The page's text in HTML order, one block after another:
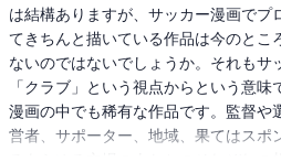
は結構ありますが、サッカー漫画でプ
てきちんと描いている作品は今のとこ
ないのではないでしょうか。それもサ
「クラブ」という視点からという意
漫画の中でも稀有な作品です。監督や
営者、サポーター、地域、果てはスポ